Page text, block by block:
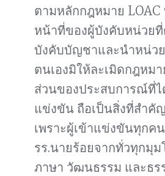
ตามหลักกฎหมาย LOAC
หน้าที่ของผู้บังคับหน่วย
บังคับบัญชาและนำหน่ว
ตนเองมิให้ละเมิดกฎหม
ส่วนของประสบการณ์ที่ไ
แข่งขัน ถือเป็นสิ่งที่สำคั
เพราะผู้เข้าแข่งขันทุกค
รร.นายร้อยจากทั่วทุกมุม
ภาษา วัฒนธรรม และธร